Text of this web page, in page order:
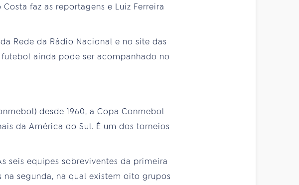
faz as reportagens e Luiz Ferreira
Rede da Rádio Nacional e no site das
ainda pode ser acompanhado no
desde 1960, a Copa Conmebol
da América do Sul. É um dos torneios
seis equipes sobreviventes da primeira
segunda, na qual existem oito grupos